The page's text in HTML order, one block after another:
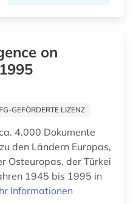
forum menschenrechte (1)
franziszeische landesaufnahme (1)
on
GEFÖRDERTE LIZENZ
4.000 Dokumente
den Ländern Europas,
Osteuropas, der Türkei
1945 bis 1995 in
Informationen